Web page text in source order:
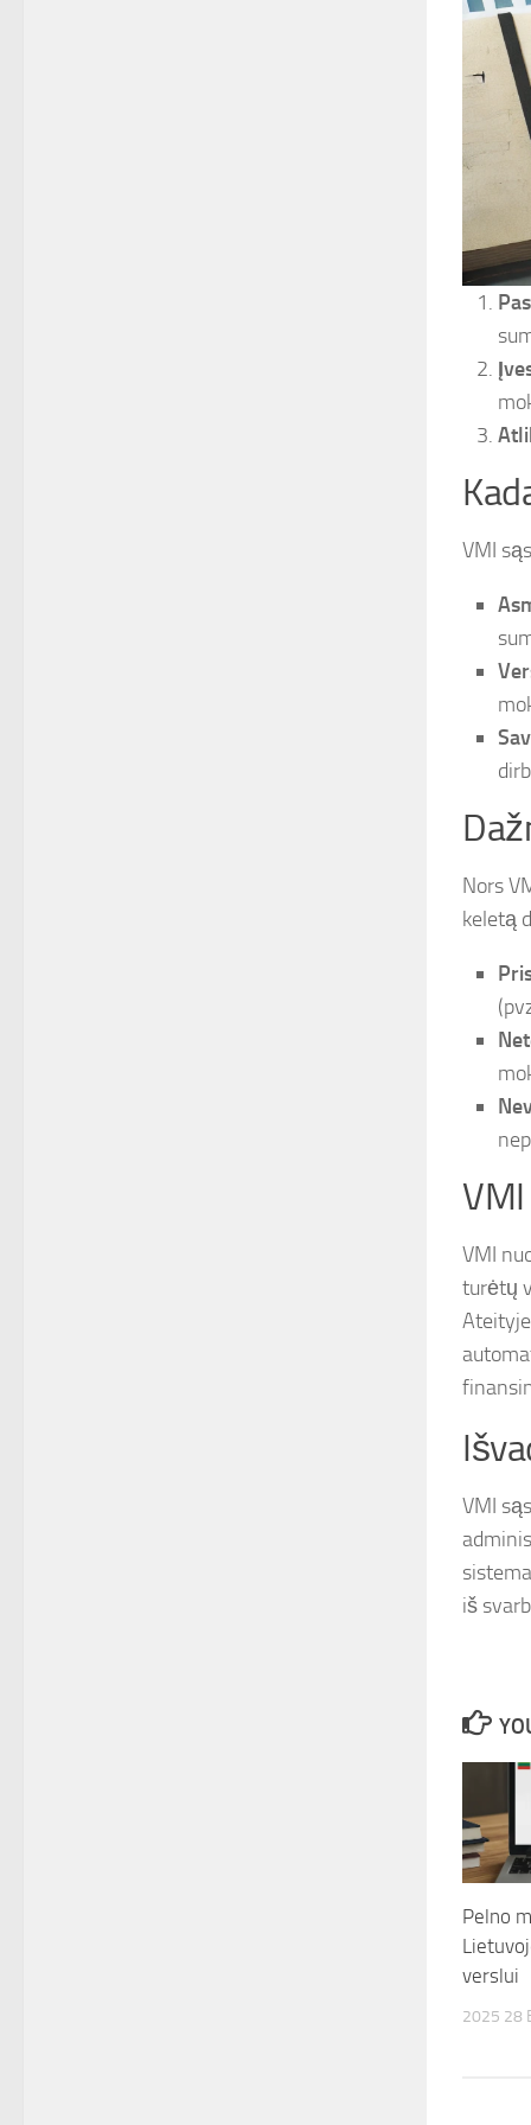
VMI
Nors
keletą
VMI
turėtų
VMI
iš
Pelno
verslui
2025 28